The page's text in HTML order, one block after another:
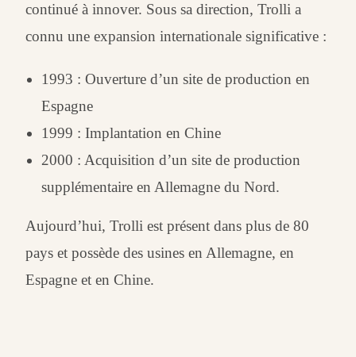
continué à innover. Sous sa direction, Trolli a
connu une expansion internationale significative :
1993 : Ouverture d’un site de production en
Espagne
1999 : Implantation en Chine
2000 : Acquisition d’un site de production
supplémentaire en Allemagne du Nord.
Aujourd’hui, Trolli est présent dans plus de 80
pays et possède des usines en Allemagne, en
Espagne et en Chine.